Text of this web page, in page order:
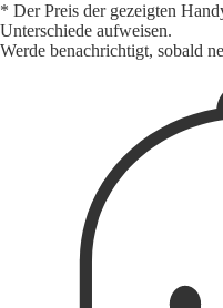
* Der Preis der gezeigten
Unterschiede aufweisen.
Werde benachrichtigt, sobald